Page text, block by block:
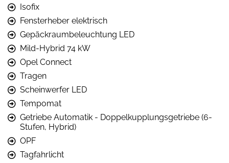
Isofix
Fensterheber elektrisch
Gepäckraumbeleuchtung LED
Mild-Hybrid 74 kW
Opel Connect
Tragen
Scheinwerfer LED
Tempomat
Getriebe Automatik - Doppelkupplungsgetriebe (6-
Stufen, Hybrid)
OPF
Tagfahrlicht